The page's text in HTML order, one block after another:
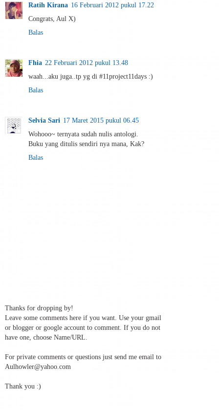
Ratih Kirana 16 Februari 2012 pukul 17.22
Congrats, Aul X)
Balas
Fhia 22 Februari 2012 pukul 13.48
waah...aku juga..tp yg di #11project11days :)
Balas
Selvia Sari 17 Maret 2015 pukul 06.45
Wohooo~ ternyata sudah nulis antologi.
Buku yang ditulis sendiri nya mana, Kak?
Balas
Thanks for dropping by!
Leave some comments here if you want. Use your gmail
or blogger or google account to comment. If you do not
have one, choose Name/URL.
For private comments or questions just send me email to
Aulhowler@yahoo.com
Thank you :)